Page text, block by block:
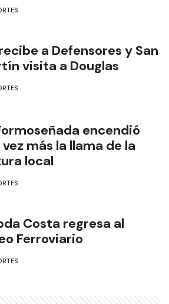
a Defensores y San
visita a Douglas
encendió
más la llama de la
local
Costa regresa al
Ferroviario